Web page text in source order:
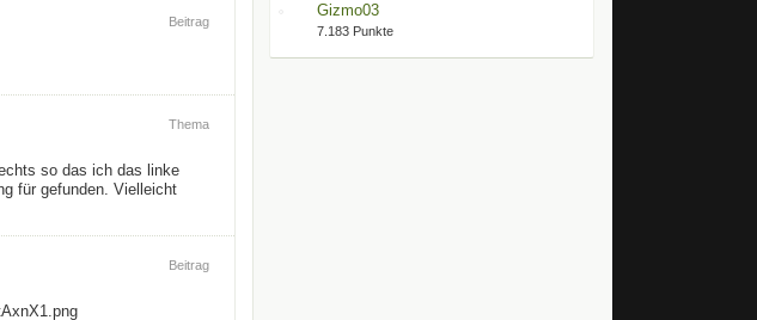
Beitrag
Thema
so das ich das linke
für gefunden. Vielleicht
Beitrag
Gizmo03
7.183 Punkte